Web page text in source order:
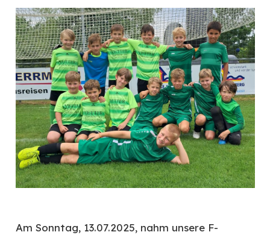
Am Sonntag, 13.07.2025, nahm unsere F-